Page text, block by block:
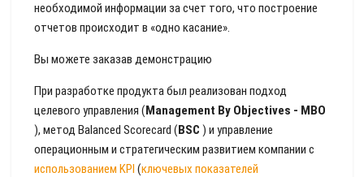
необходимой информации за счет того, что построение
отчетов происходит в «одно касание».
Вы можете заказав демонстрацию
При разработке продукта был реализован подход
целевого управления (Management By Objectives - MBO
), метод Balanced Scorecard (BSC ) и управление
операционным и стратегическим развитием компании с
использованием KPI (ключевых показателей